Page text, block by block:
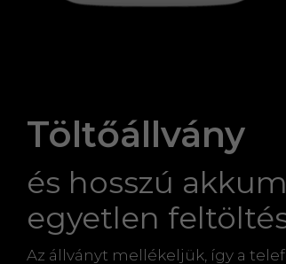
Töltőállvány
és hosszú
egyetlen
Az állványt mellékeljük, így a